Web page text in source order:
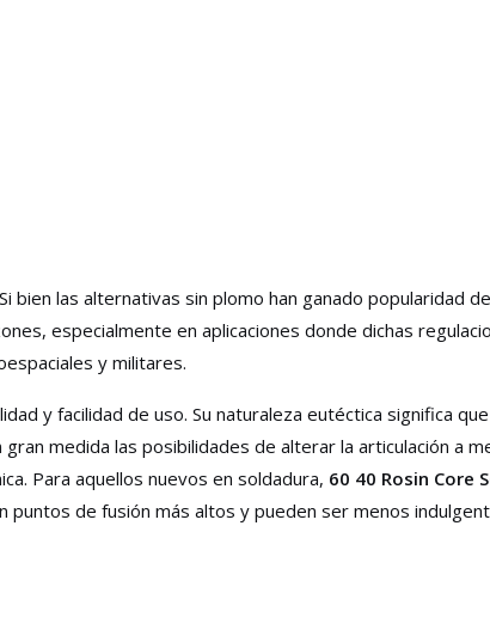
bien las alternativas sin plomo han ganado popularidad
especialmente en aplicaciones donde dichas
y militares.
y facilidad de uso. Su naturaleza eutéctica significa
medida las posibilidades de alterar la articulación a
Para aquellos nuevos en soldadura, 60 40 Rosin Core
de fusión más altos y pueden ser menos